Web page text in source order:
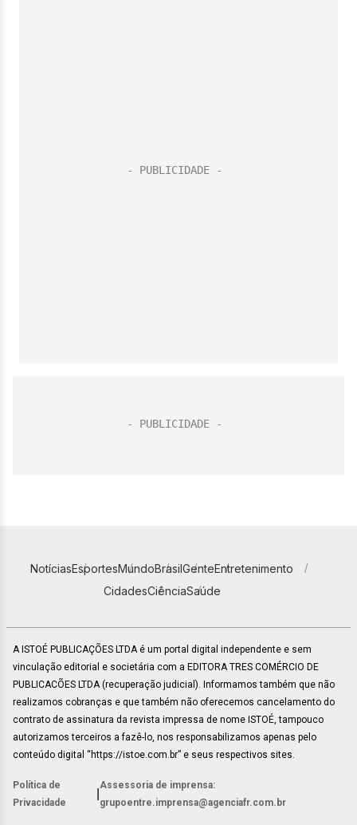
NotíciasEsportesMundoBrasilGenteEntretenimento
CidadesCiênciaSaúde
A ISTOÉ PUBLICAÇÕES LTDA é um portal digital independente e sem
vinculação editorial e societária com a EDITORA TRES COMÉRCIO DE
PUBLICACÕES LTDA (recuperação judicial). Informamos também que não
realizamos cobranças e que também não oferecemos cancelamento do
contrato de assinatura da revista impressa de nome ISTOÉ, tampouco
autorizamos terceiros a fazê-lo, nos responsabilizamos apenas pelo
conteúdo digital “https://istoe.com.br” e seus respectivos sites.
Política de
Privacidade
Assessoria de imprensa:
grupoentre.imprensa@agenciafr.com.br